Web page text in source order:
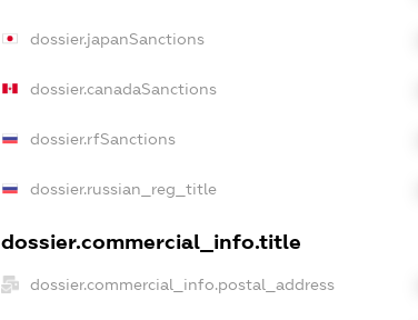
dossier.japanSanctions
dossier.canadaSanctions
dossier.rfSanctions
dossier.russian_reg_title
dossier.commercial_info.title
dossier.commercial_info.postal_address